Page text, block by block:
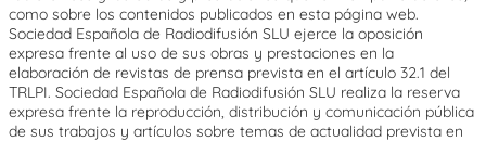
como sobre los contenidos publicados en esta página web.
Sociedad Española de Radiodifusión SLU ejerce la oposición
expresa frente al uso de sus obras y prestaciones en la
elaboración de revistas de prensa prevista en el artículo 32.1 del
TRLPI. Sociedad Española de Radiodifusión SLU realiza la reserva
expresa frente la reproducción, distribución y comunicación pública
de sus trabajos y artículos sobre temas de actualidad prevista en